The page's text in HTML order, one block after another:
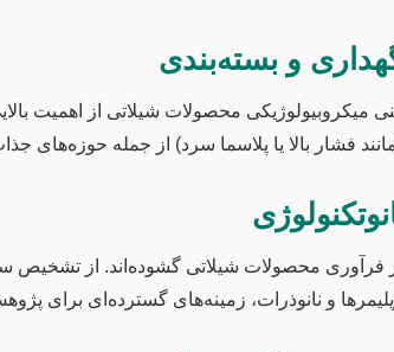
و بسته‌بندی
میکروبیولوژیکی محصولات شیلاتی از اهمیت
فشار بالا یا پلاسما سرد) از جمله حوزه‌های
فرآوری محصولات شیلاتی گشوده‌اند. از تشخیص
و نانوذرات، زمینه‌های گسترده‌ای برای